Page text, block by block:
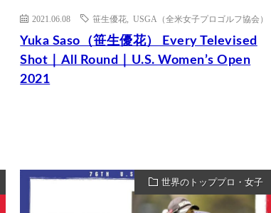
2021.06.08 笹生優花 ,USGA（全米女子プロゴルフ協会）
Yuka Saso（笹生優花） Every Televised
Shot｜All Round｜U.S. Women’s Open
2021
世界のトッププロ・女子